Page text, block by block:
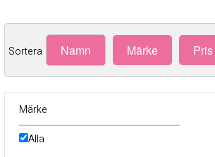
Sortera Namn Märke Pris
Märke
Alla